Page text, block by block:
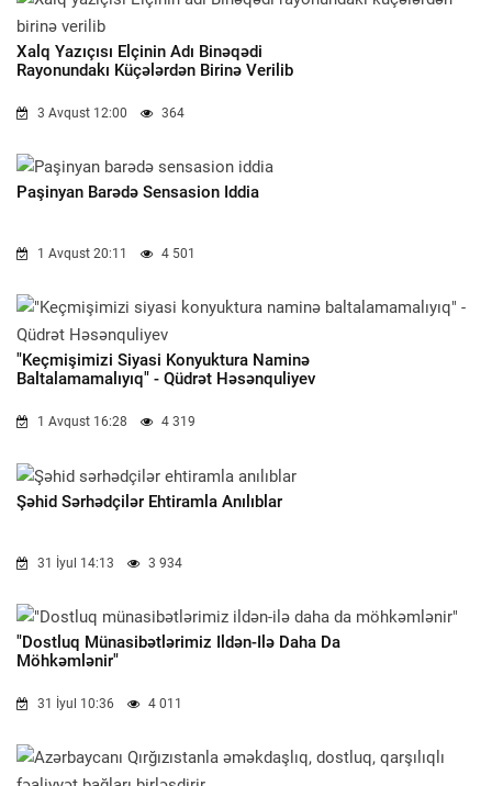
Xalq Yazıçısı Elçinin Adı Binəqədi
Rayonundakı Küçələrdən Birinə Verilib
3 Avqust 12:00 364
Paşinyan Barədə Sensasion Iddia
1 Avqust 20:11 4 501
"Keçmişimizi Siyasi Konyuktura Naminə
Baltalamamalıyıq" - Qüdrət Həsənquliyev
1 Avqust 16:28 4 319
Şəhid Sərhədçilər Ehtiramla Anılıblar
31 İyul 14:13 3 934
"Dostluq Münasibətlərimiz Ildən-Ilə Daha Da
Möhkəmlənir"
31 İyul 10:36 4 011